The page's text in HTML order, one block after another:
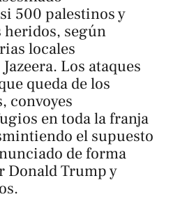
500 palestinos y
heridos, según
locales
. Los ataques
queda de los
convoyes
en toda la franja
el supuesto
de forma
Donald Trump y